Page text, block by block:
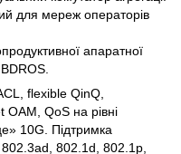
для мереж операторів
апаратної
flexible QinQ,
QoS на рівні
10G. Підтримка
802.1d, 802.1p,